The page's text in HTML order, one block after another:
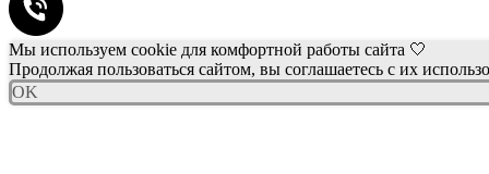
Мы используем cookie для комфортной работы сайта 🤍
Продолжая пользоваться сайтом, вы соглашаетесь с их
OK